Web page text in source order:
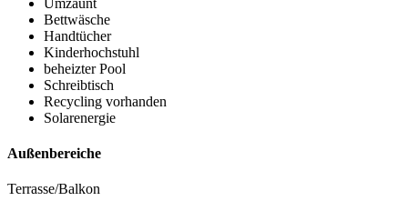
Bettwäsche
Handtücher
Kinderhochstuhl
beheizter Pool
Schreibtisch
Recycling vorhanden
Solarenergie
Außenbereiche
Terrasse/Balkon